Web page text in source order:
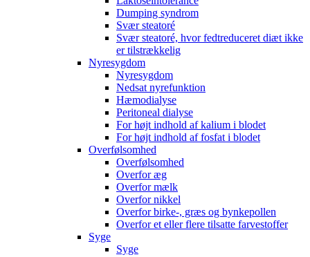
Dumping syndrom
Svær steatoré
Svær steatoré, hvor fedtreduceret diæt ikke
er tilstrækkelig
Nyresygdom
Nyresygdom
Nedsat nyrefunktion
Hæmodialyse
Peritoneal dialyse
For højt indhold af kalium i blodet
For højt indhold af fosfat i blodet
Overfølsomhed
Overfølsomhed
Overfor æg
Overfor mælk
Overfor nikkel
Overfor birke-, græs og bynkepollen
Overfor et eller flere tilsatte farvestoffer
Syge
Syge